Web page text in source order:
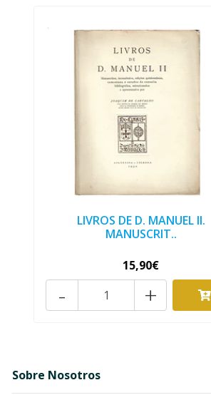
LIVROS DE D. MANUEL II.
MANUSCRIT..
15,90€
+
-
Sobre Nosotros